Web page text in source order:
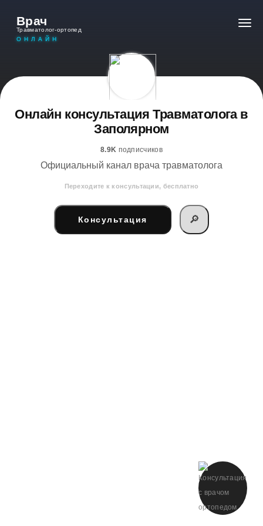
Врач
Травматолог-ортопед
ОНЛАЙН
Онлайн консультация Травматолога в
Заполярном
8.9K подписчиков
Официальный канал врача травматолога
Переходите к консультации, бесплатно
Консультация 🔎